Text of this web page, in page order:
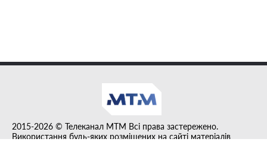
2015-2026 © Телеканал MTM Всі права застережено.
Використання будь-яких розміщених на сайті матеріалів